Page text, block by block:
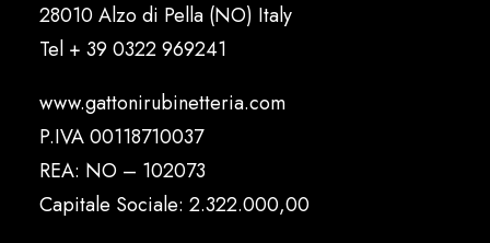
28010 Alzo di Pella (NO) Italy
Tel + 39 0322 969241
www.gattonirubinetteria.com
P.IVA 00118710037
REA: NO – 102073
Capitale Sociale: 2.322.000,00